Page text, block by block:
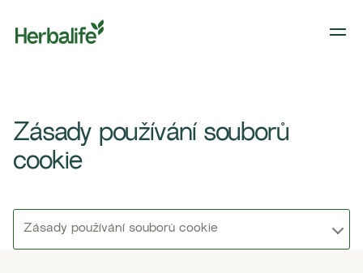
Zásady používání souborů
cookie
Zásady používání souborů cookie